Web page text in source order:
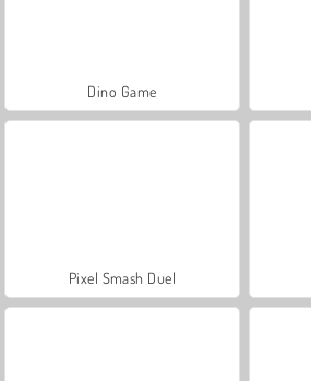
Dino Game
Pixel Smash Duel